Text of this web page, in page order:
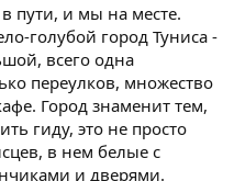
пути, и мы на месте.
голубой город Туниса -
всего одна
переулков, множество
Город знаменит тем,
гиду, это не просто
в нем белые с
и дверями.